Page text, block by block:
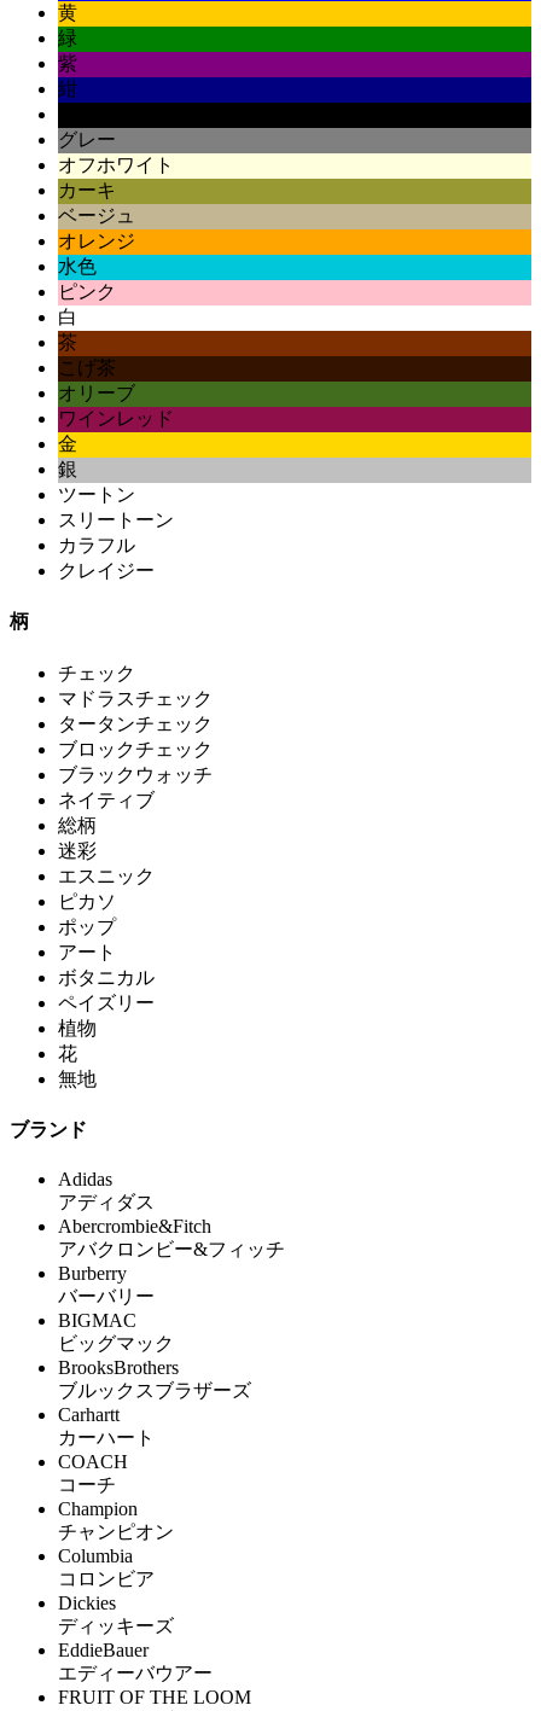
黄
緑
紫
紺
グレー
オフホワイト
カーキ
ベージュ
オレンジ
水色
ピンク
白
茶
こげ茶
オリーブ
ワインレッド
金
銀
ツートン
スリートーン
カラフル
クレイジー
柄
チェック
マドラスチェック
タータンチェック
ブロックチェック
ブラックウォッチ
ネイティブ
総柄
迷彩
エスニック
ピカソ
ポップ
アート
ボタニカル
ペイズリー
植物
花
無地
ブランド
Adidas
アディダス
Abercrombie&Fitch
アバクロンビー&フィッチ
Burberry
バーバリー
BIGMAC
ビッグマック
BrooksBrothers
ブルックスブラザーズ
Carhartt
カーハート
COACH
コーチ
Champion
チャンピオン
Columbia
コロンビア
Dickies
ディッキーズ
EddieBauer
エディーバウアー
FRUIT OF THE LOOM